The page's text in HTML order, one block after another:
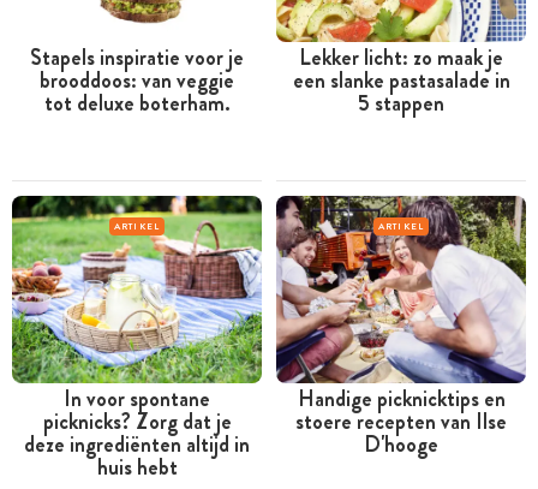
Stapels inspiratie voor je
brooddoos: van veggie
tot deluxe boterham.
Lekker licht: zo maak je
een slanke pastasalade in
5 stappen
ARTIKEL
In voor spontane
picknicks? Zorg dat je
deze ingrediënten altijd in
huis hebt
ARTIKEL
Handige picknicktips en
stoere recepten van Ilse
D'hooge